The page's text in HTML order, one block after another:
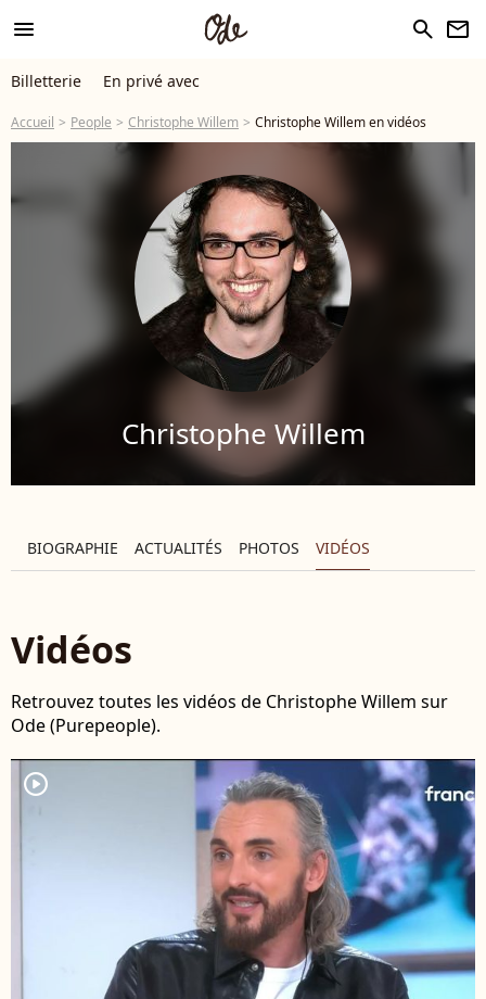
menu search newsletter
Billetterie En privé avec
Accueil People Christophe Willem Christophe Willem en vidéos
Christophe Willem
BIOGRAPHIE ACTUALITÉS PHOTOS VIDÉOS
Vidéos
Retrouvez toutes les vidéos de Christophe Willem sur
Ode (Purepeople).
player2